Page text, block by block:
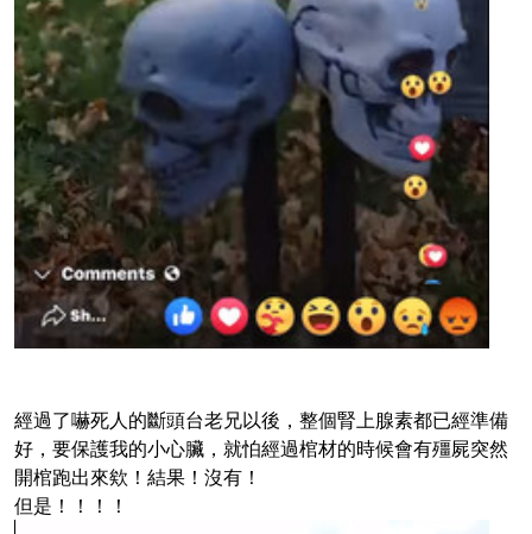
經過了嚇死人的斷頭台老兄以後，整個腎上腺素都已經準備
好，要保護我的小心臟，就怕經過棺材的時候會有殭屍突然
開棺跑出來欸！結果！沒有！
但是！！！！